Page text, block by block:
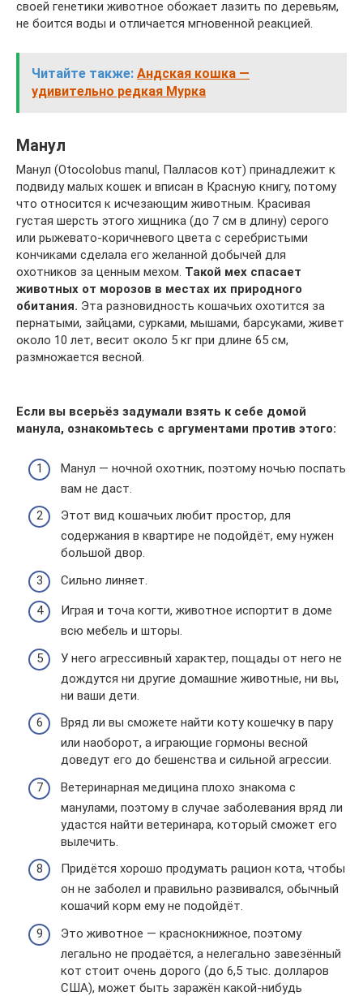
своей генетики животное обожает лазить по деревьям,
не боится воды и отличается мгновенной реакцией.
Читайте также: Андская кошка —
удивительно редкая Мурка
Манул
Манул (Otocolobus manul, Палласов кот) принадлежит к
подвиду малых кошек и вписан в Красную книгу, потому
что относится к исчезающим животным. Красивая
густая шерсть этого хищника (до 7 см в длину) серого
или рыжевато-коричневого цвета с серебристыми
кончиками сделала его желанной добычей для
охотников за ценным мехом. Такой мех спасает
животных от морозов в местах их природного
обитания. Эта разновидность кошачьих охотится за
пернатыми, зайцами, сурками, мышами, барсуками, живет
около 10 лет, весит около 5 кг при длине 65 см,
размножается весной.
Если вы всерьёз задумали взять к себе домой
манула, ознакомьтесь с аргументами против этого:
Манул — ночной охотник, поэтому ночью поспать
вам не даст.
Этот вид кошачьих любит простор, для
содержания в квартире не подойдёт, ему нужен
большой двор.
Сильно линяет.
Играя и точа когти, животное испортит в доме
всю мебель и шторы.
У него агрессивный характер, пощады от него не
дождутся ни другие домашние животные, ни вы,
ни ваши дети.
Вряд ли вы сможете найти коту кошечку в пару
или наоборот, а играющие гормоны весной
доведут его до бешенства и сильной агрессии.
Ветеринарная медицина плохо знакома с
манулами, поэтому в случае заболевания вряд ли
удастся найти ветеринара, который сможет его
вылечить.
Придётся хорошо продумать рацион кота, чтобы
он не заболел и правильно развивался, обычный
кошачий корм ему не подойдёт.
Это животное — краснокнижное, поэтому
легально не продаётся, а нелегально завезённый
кот стоит очень дорого (до 6,5 тыс. долларов
США), может быть заражён какой-нибудь